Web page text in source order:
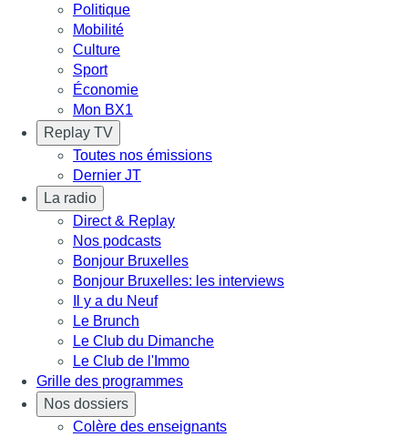
Politique
Mobilité
Culture
Sport
Économie
Mon BX1
Replay TV
Toutes nos émissions
Dernier JT
La radio
Direct & Replay
Nos podcasts
Bonjour Bruxelles
Bonjour Bruxelles: les interviews
Il y a du Neuf
Le Brunch
Le Club du Dimanche
Le Club de l'Immo
Grille des programmes
Nos dossiers
Colère des enseignants